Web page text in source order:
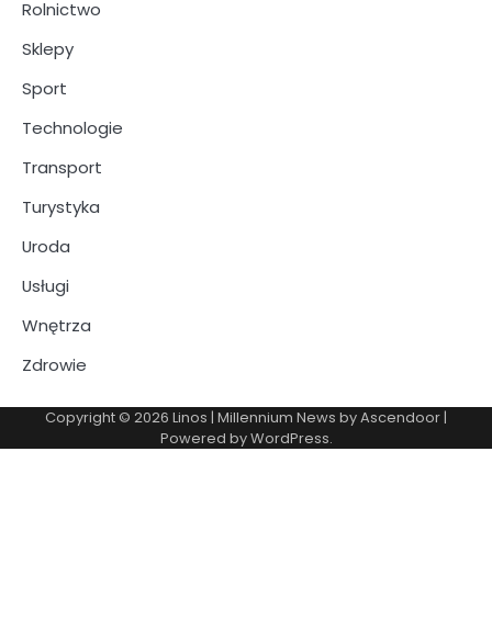
Rolnictwo
Sklepy
Sport
Technologie
Transport
Turystyka
Uroda
Usługi
Wnętrza
Zdrowie
Copyright © 2026 Linos | Millennium News byAscendoor|
Powered byWordPress.